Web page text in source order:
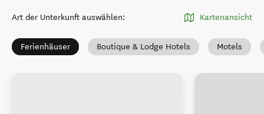
Art der Unterkunft auswählen: Kartenansicht
Ferienhäuser Boutique & Lodge Hotels Motels